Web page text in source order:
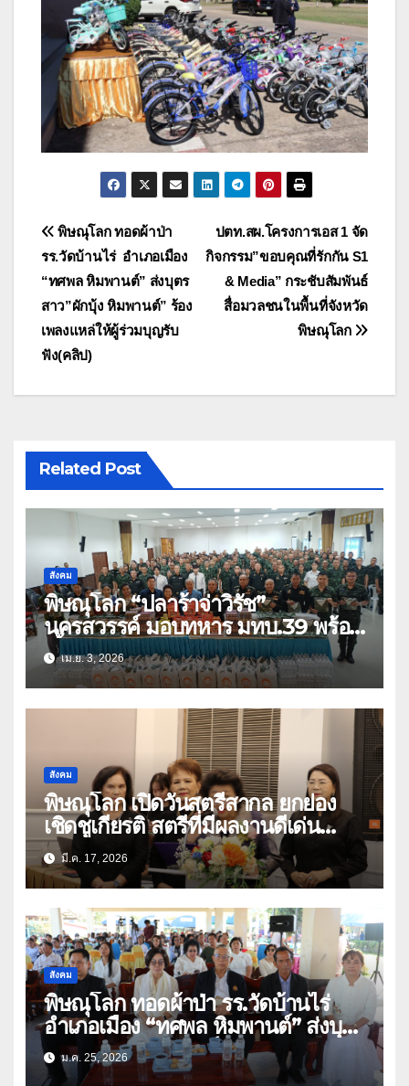
แนะแนว
เรื่อง
ปตท.สผ.โครงการเอส 1 จัด
กิจกรรม”ขอบคุณที่รักกัน S1
& Media” กระชับสัมพันธ์
สื่อมวลชนในพื้นที่จังหวัด
พิษณุโลก
พิษณุโลก ทอดผ้าป่า
รร.วัดบ้านไร่ อำเภอเมือง
“ทศพล หิมพานต์” ส่งบุตร
สาว”ผักบุ้ง หิมพานต์” ร้อง
เพลงแหล่ให้ผู้ร่วมบุญรับ
ฟัง(คลิป)
Related Post
สังคม
พิษณุโลก “ปลาร้าจ่าวิรัช”
นครสวรรค์ มอบทหาร มทบ.39 พร้อม
เสื้อยืด 1,500 ตัว
เม.ย. 3, 2026
สังคม
พิษณุโลก เปิดวันสตรีสากล ยกย่อง
เชิดชูเกียรติ สตรีที่มีผลงานดีเด่น
ยกะะดับความเท่าเทียม
มี.ค. 17, 2026
สังคม
พิษณุโลก ทอดผ้าป่า รร.วัดบ้านไร่
อำเภอเมือง “ทศพล หิมพานต์” ส่งบุตร
สาว”ผักบุ้ง หิมพานต์” ร้องเพลงแหล่
ให้ผู้ร่วมบุญรับฟัง(คลิป)
ม.ค. 25, 2026